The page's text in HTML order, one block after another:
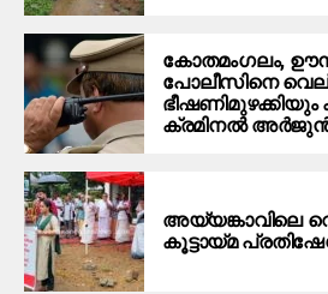
കോതമംഗലം,
പോലീസിനെ
ക്രമിനല്‍ അര്‍ജുന്‍
അയ്യങ്കാവിലെ
കൂട്ടായ്മ